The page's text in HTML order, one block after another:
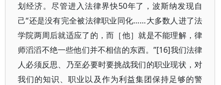
划经济。尽管进入法律界快50年了，波斯纳发现自
己“还是没有完全被法律职业同化……大多数人进了法
学院两周后就适应了的，而［他］就是不能理解，律
师滔滔不绝一些他们并不相信的东西。”[16]我们法律
人必须反思、乃至必要时要挑战我们的职业现状，对
我们的知识、职业以及作为利益集团保持足够的警